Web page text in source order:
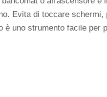
Evita di toccare
uno strumento facile